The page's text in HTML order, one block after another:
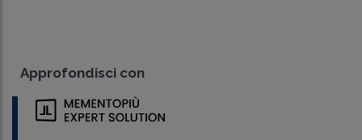
Approfondisci con